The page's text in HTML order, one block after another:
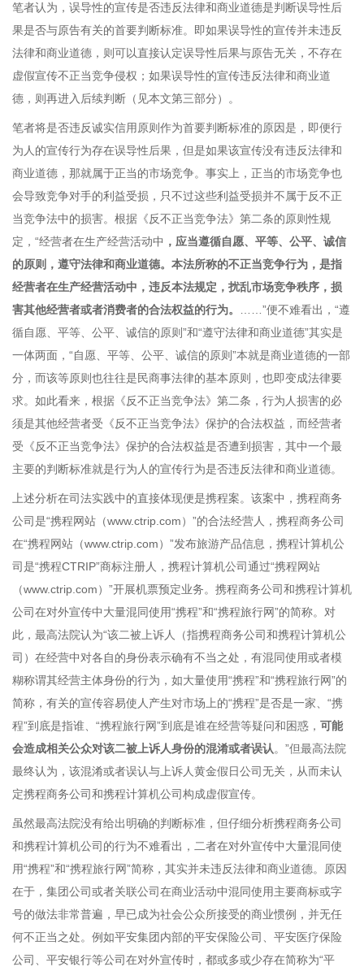
笔者认为，误导性的宣传是否违反法律和商业道德是判断误导性后
果是否与原告有关的首要判断标准。即如果误导性的宣传并未违反
法律和商业道德，则可以直接认定误导性后果与原告无关，不存在
虚假宣传不正当竞争侵权；如果误导性的宣传违反法律和商业道
德，则再进入后续判断（见本文第三部分）。
笔者将是否违反诚实信用原则作为首要判断标准的原因是，即便行
为人的宣传行为存在误导性后果，但是如果该宣传没有违反法律和
商业道德，那就属于正当的市场竞争。事实上，正当的市场竞争也
会导致竞争对手的利益受损，只不过这些利益受损并不属于反不正
当竞争法中的损害。根据《反不正当竞争法》第二条的原则性规
定，“经营者在生产经营活动中 ，应当遵循自愿、平等、公平、诚信
的原则，遵守法律和商业道德。本法所称的不正当竞争行为，是指
经营者在生产经营活动中，违反本法规定，扰乱市场竞争秩序，损
害其他经营者或者消费者的合法权益的行为。
……”便不难看出，“遵
循自愿、平等、公平、诚信的原则”和“遵守法律和商业道德”其实是
一体两面，“自愿、平等、公平、诚信的原则”本就是商业道德的一部
分，而该等原则也往往是民商事法律的基本原则，也即变成法律要
求。如此看来，根据《反不正当竞争法》第二条，行为人损害的必
须是其他经营者受《反不正当竞争法》保护的合法权益，而经营者
受《反不正当竞争法》保护的合法权益是否遭到损害，其中一个最
主要的判断标准就是行为人的宣传行为是否违反法律和商业道德。
上述分析在司法实践中的直接体现便是携程案。该案中，携程商务
公司是“携程网站（www.ctrip.com）”的合法经营人，携程商务公司
在“携程网站（www.ctrip.com）”发布旅游产品信息，携程计算机公
司是“携程CTRIP”商标注册人，携程计算机公司通过“携程网站
（www.ctrip.com）”开展机票预定业务。携程商务公司和携程计算机
公司在对外宣传中大量混同使用“携程”和“携程旅行网”的简称。对
此，最高法院认为“该二被上诉人（指携程商务公司和携程计算机公
司）在经营中对各自的身份表示确有不当之处，有混同使用或者模
糊称谓其经营主体身份的行为，如大量使用“携程”和“携程旅行网”的
简称，有关的宣传容易使人产生对市场上的“携程”是否是一家、“携
程”到底是指谁、“携程旅行网”到底是谁在经营等疑问和困惑， 可能
会造成相关公众对该二被上诉人身份的混淆或者误认 。”但最高法院
最终认为，该混淆或者误认与上诉人黄金假日公司无关，从而未认
定携程商务公司和携程计算机公司构成虚假宣传。
虽然最高法院没有给出明确的判断标准，但仔细分析携程商务公司
和携程计算机公司的行为不难看出，二者在对外宣传中大量混同使
用“携程”和“携程旅行网”简称，其实并未违反法律和商业道德。原因
在于，集团公司或者关联公司在商业活动中混同使用主要商标或字
号的做法非常普遍，早已成为社会公众所接受的商业惯例，并无任
何不正当之处。例如平安集团内部的平安保险公司、平安医疗保险
公司、平安银行等公司在对外宣传时，都或多或少存在简称为“平